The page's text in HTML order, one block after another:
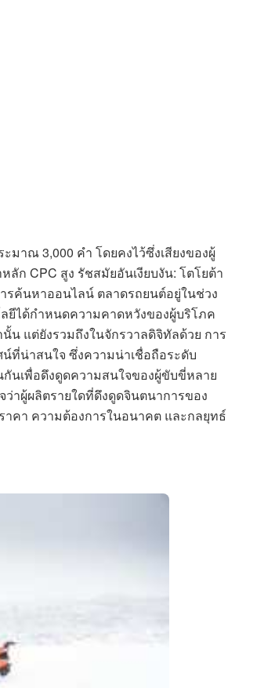
าณ 3,000 คำ โดยคงไว้ซึ่งเสียงของผู้
ก CPC สูง รัชสมัยอันเงียบงัน: โตโยต้า
รค้นหาออนไลน์ ตลาดรถยนต์อยู่ในช่วง
ยีได้กำหนดความคาดหวังของผู้บริโภค
น แต่ยังรวมถึงในจักรวาลดิจิทัลด้วย การ
ที่น่าสนใจ ซึ่งความน่าเชื่อถือระดับ
นเพื่อดึงดูดความสนใจของผู้ขับขี่หลาย
าผู้ผลิตรายใดที่ดึงดูดจินตนาการของ
คา ความต้องการในอนาคต และกลยุทธ์